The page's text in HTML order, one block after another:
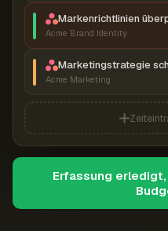
Markenrichtlinien
Acme Brand Identity
Marketingstrategie
Acme Marketing
Erfassung